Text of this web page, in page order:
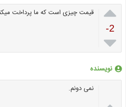

-2

قیمت چیزی است که ما پرداخت
نویسنده
نمی دونم.